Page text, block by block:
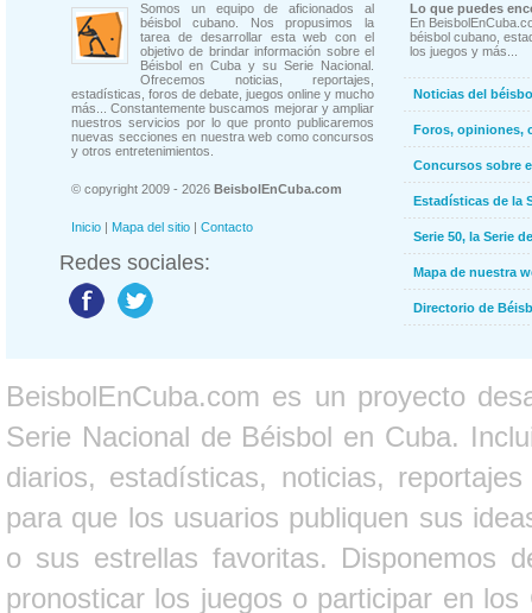
Somos un equipo de aficionados al
béisbol cubano. Nos propusimos la
tarea de desarrollar esta web con el
objetivo de brindar información sobre el
Béisbol en Cuba y su Serie Nacional.
Ofrecemos noticias, reportajes,
estadísticas, foros de debate, juegos online y mucho
más... Constantemente buscamos mejorar y ampliar
nuestros servicios por lo que pronto publicaremos
nuevas secciones en nuestra web como concursos
y otros entretenimientos.
© copyright 2009 - 2026 BeisbolEnCuba.com
Inicio | Mapa del sitio | Contacto
Redes sociales:
Lo que puedes
En
béisbol cubano,
los juegos y más...
Noticias del
Foros, opiniones,
Concursos sobre
Estadísticas de la
Serie 50, la Serie
Mapa de nuestra
Directorio de
BeisbolEnCuba.com es un proyecto
Serie Nacional de Béisbol en Cuba.
diarios, estadísticas, noticias,
para que los usuarios publiquen sus
o sus estrellas favoritas. Disponemos
pronosticar los juegos o participar en